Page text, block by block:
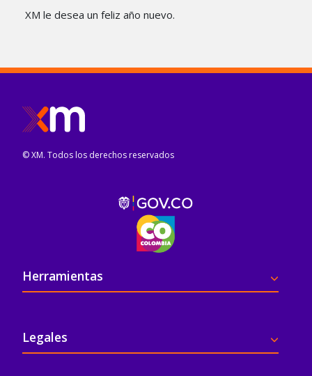
XM le desea un feliz año nuevo.
© XM. Todos los derechos reservados
Pie de página
Herramientas
Legales